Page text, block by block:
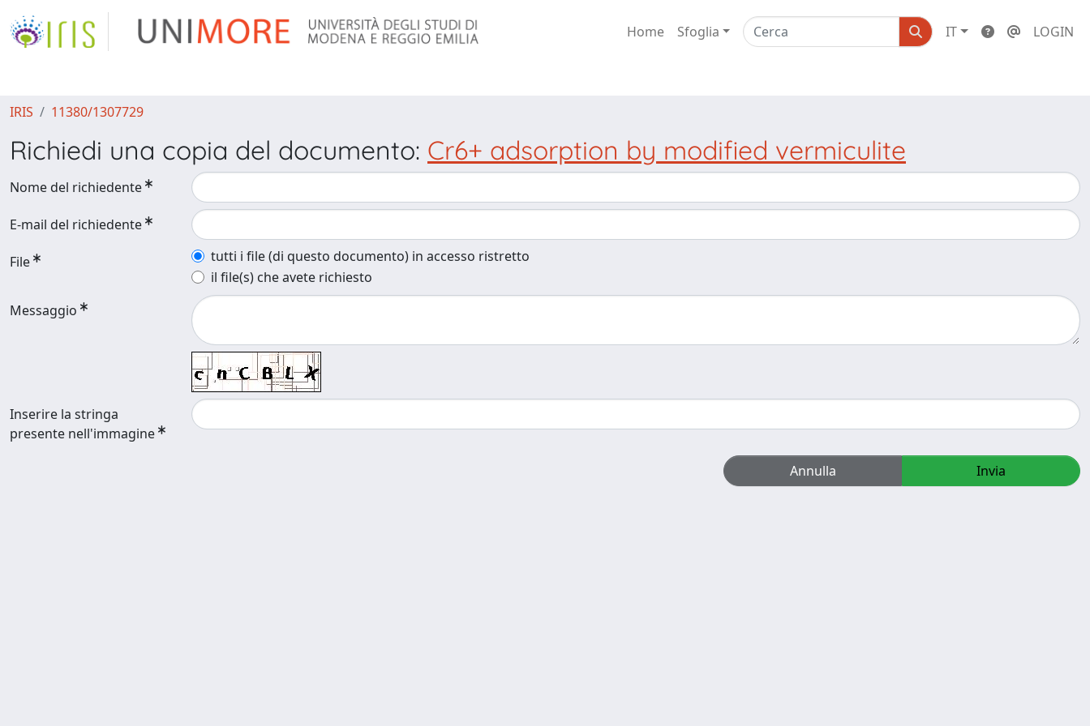
Home Sfoglia IT LOGIN
IRIS 11380/1307729
Richiedi una copia del documento: Cr6+ adsorption by modified vermiculite
Nome del richiedente
E-mail del richiedente
File
tutti i file (di questo documento) in accesso ristretto
il file(s) che avete richiesto
Messaggio
Inserire la stringa
presente nell'immagine
Annulla Invia